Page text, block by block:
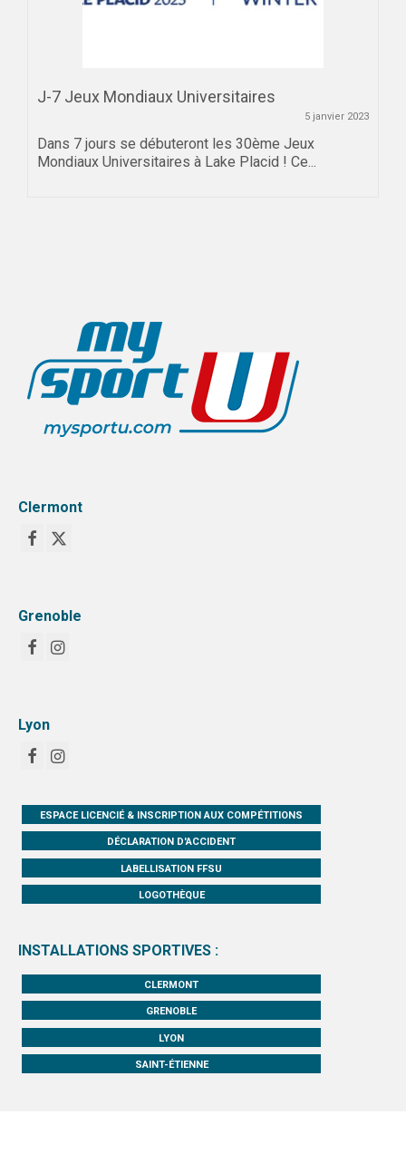
J-7 Jeux Mondiaux Universitaires
5 janvier 2023
Dans 7 jours se débuteront les 30ème Jeux
Mondiaux Universitaires à Lake Placid ! Ce...
Clermont
Grenoble
Lyon
ESPACE LICENCIÉ & INSCRIPTION AUX COMPÉTITIONS
DÉCLARATION D'ACCIDENT
LABELLISATION FFSU
LOGOTHÈQUE
INSTALLATIONS SPORTIVES :
CLERMONT
GRENOBLE
LYON
SAINT-ÉTIENNE